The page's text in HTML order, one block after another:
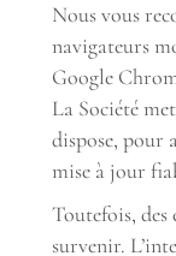
Nous vous
navigateurs
Google
La Société
dispose, pour
mise à jour
Toutefois, des
survenir.